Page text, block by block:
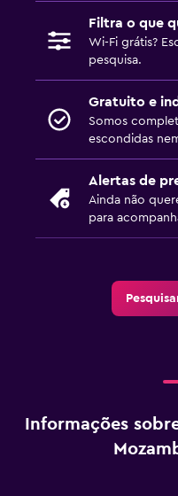
Filtra o que
Wi-Fi grátis?
pesquisa.
Gratuito e
Somos
escondidas
Alertas de
Ainda não
para
Informações